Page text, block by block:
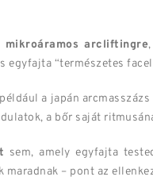
mikroáramos arcliftingre
egyfajta “természetes
a japán
a bőr saját
sem, amely egyfajta
maradnak – pont az